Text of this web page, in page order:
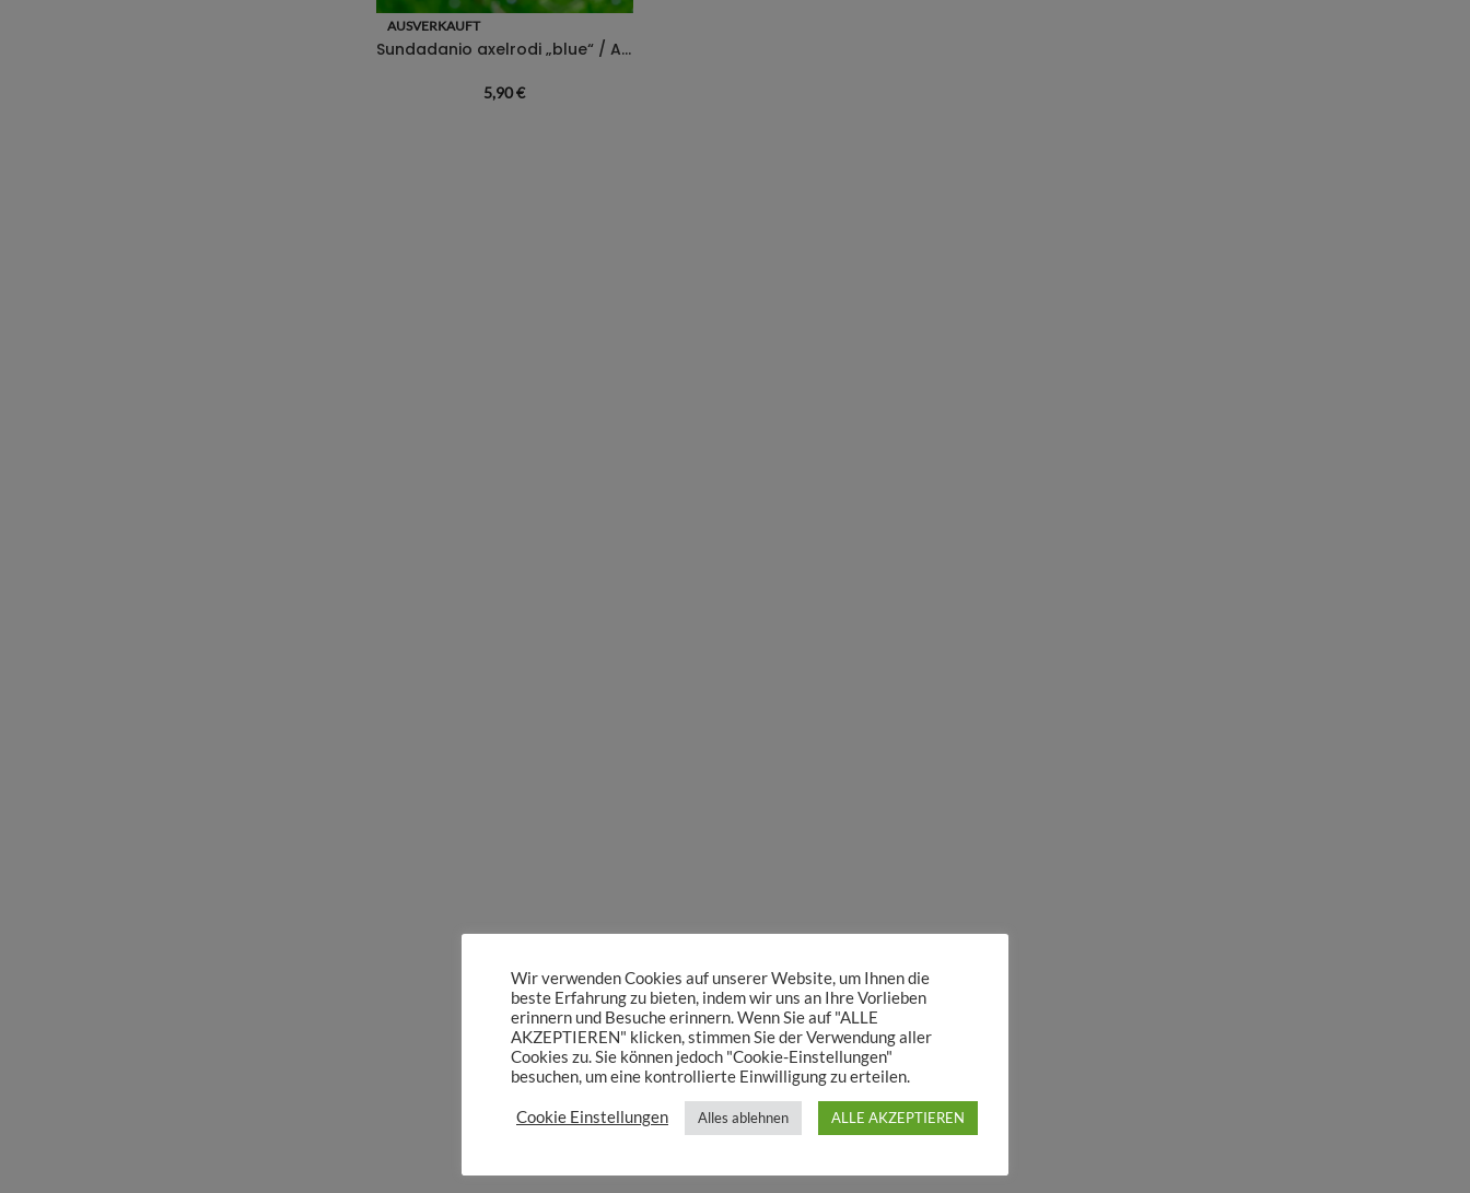
AUSVERKAUFT
Sundadanio axelrodi „blue“ / Axelrods Bärbling blau
5,90€
Wir verwenden Cookies auf unserer Website, um Ihnen die
beste Erfahrung zu bieten, indem wir uns an Ihre Vorlieben
erinnern und Besuche erinnern. Wenn Sie auf "ALLE
AKZEPTIEREN" klicken, stimmen Sie der Verwendung aller
Cookies zu. Sie können jedoch "Cookie-Einstellungen"
besuchen, um eine kontrollierte Einwilligung zu erteilen.
Cookie Einstellungen Alles ablehnen ALLE AKZEPTIEREN